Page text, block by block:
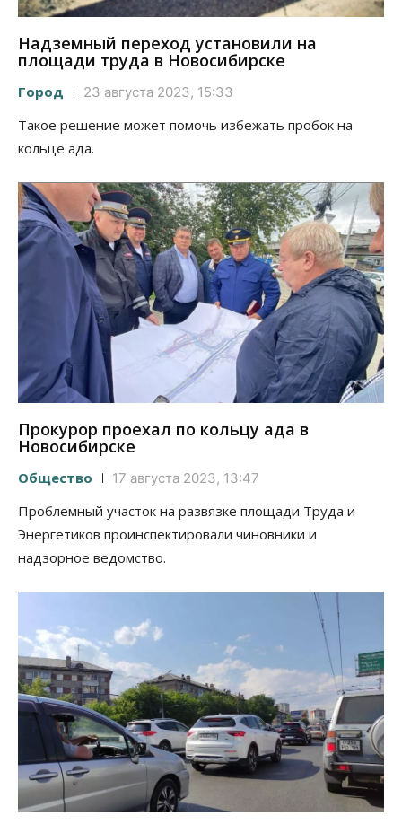
Надземный переход установили на
площади труда в Новосибирске
Город 23 августа 2023, 15:33
Такое решение может помочь избежать пробок на
кольце ада.
Прокурор проехал по кольцу ада в
Новосибирске
Общество 17 августа 2023, 13:47
Проблемный участок на развязке площади Труда и
Энергетиков проинспектировали чиновники и
надзорное ведомство.